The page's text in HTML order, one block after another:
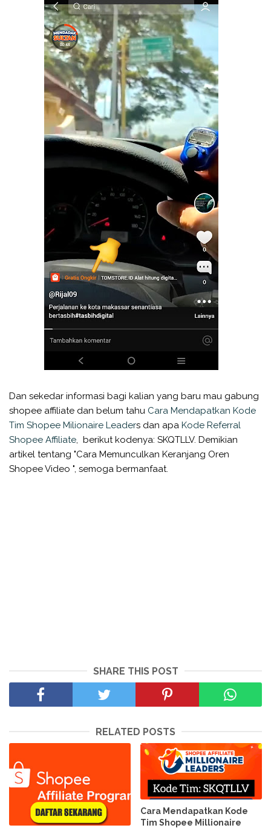
Dan sekedar informasi bagi kalian yang baru mau gabung
shopee affiliate dan belum tahu Cara Mendapatkan Kode
Tim Shopee Milionaire Leaders dan apa Kode Referral
Shopee Affiliate, berikut kodenya: SKQTLLV. Demikian
artikel tentang "Cara Memunculkan Keranjang Oren
Shopee Video ", semoga bermanfaat.
SHARE THIS POST
RELATED POSTS
Cara Mendapatkan Kode
Tim Shopee Millionaire